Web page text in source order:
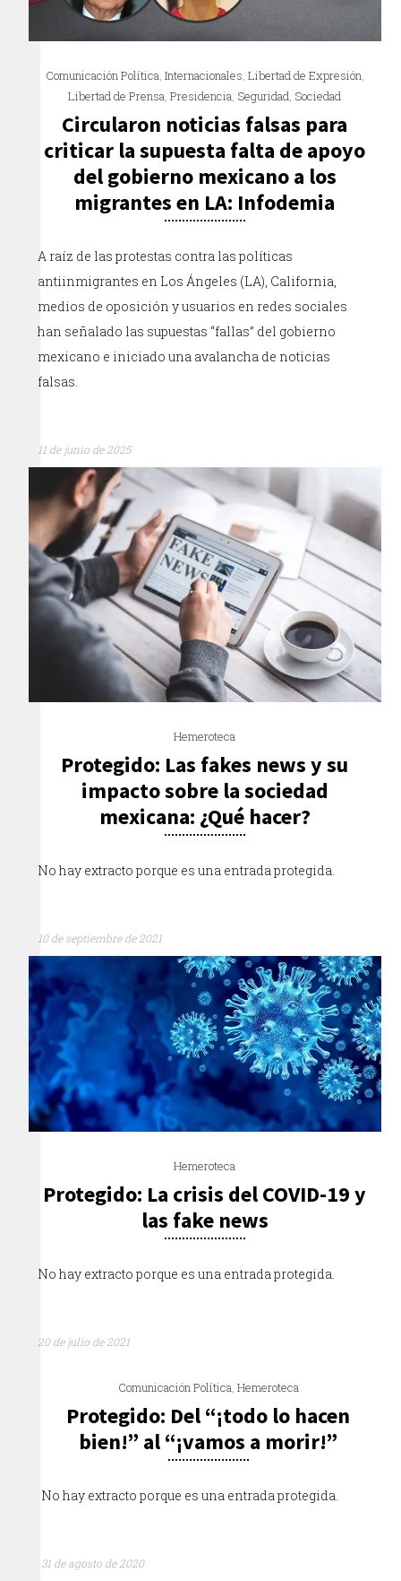
Comunicación Política, Internacionales, Libertad de Expresión,
Libertad de Prensa,Presidencia, Seguridad, Sociedad
Circularon noticias falsas para
criticar la supuesta falta de apoyo
del gobierno mexicano a los
migrantes en LA: Infodemia
A raíz de las protestas contra las políticas
antiinmigrantes en Los Ángeles (LA), California,
medios de oposición y usuarios en redes sociales
han señalado las supuestas “fallas” del gobierno
mexicano e iniciado una avalancha de noticias
falsas.
11 de junio de 2025
Hemeroteca
Protegido: Las fakes news y su
impacto sobre la sociedad
mexicana: ¿Qué hacer?
No hay extracto porque es una entrada protegida.
10 de septiembre de 2021
Hemeroteca
Protegido: La crisis del COVID-19 y
las fake news
No hay extracto porque es una entrada protegida.
20 de julio de 2021
Comunicación Política, Hemeroteca
Protegido: Del “¡todo lo hacen
bien!” al “¡vamos a morir!”
No hay extracto porque es una entrada protegida.
31 de agosto de 2020